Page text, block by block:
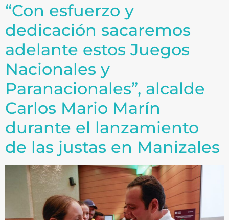
“Con esfuerzo y
dedicación sacaremos
adelante estos Juegos
Nacionales y
Paranacionales”, alcalde
Carlos Mario Marín
durante el lanzamiento
de las justas en Manizales